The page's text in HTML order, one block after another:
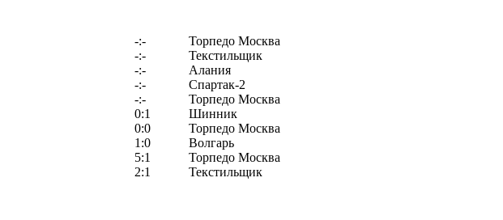
-:-
Торпедо Москва
-:-
Текстильщик
-:-
Алания
-:-
Спартак-2
-:-
Торпедо Москва
0:1
Шинник
0:0
Торпедо Москва
1:0
Волгарь
5:1
Торпедо Москва
2:1
Текстильщик